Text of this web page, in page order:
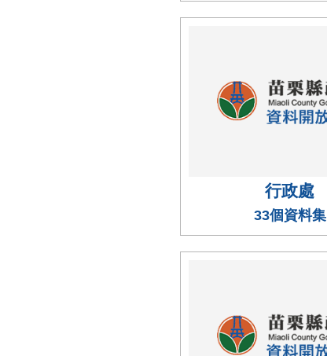
行政處
33個資料集